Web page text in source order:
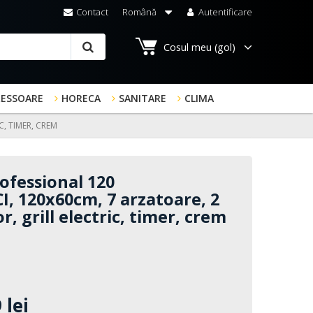
Autentificare
Română
Contact
Cosul meu (gol)
HORECA SANITARE CLIMA
TIMER, CREM
120
120x60cm, 7 arzatoare, 2
grill electric, timer, crem
lei